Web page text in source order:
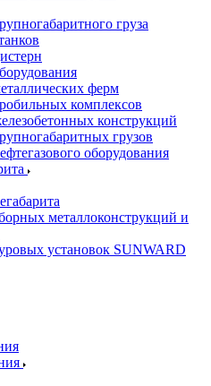
груза
ферм
комплексов
конструкций
грузов
оборудования
металлоконструкций и
установок SUNWARD